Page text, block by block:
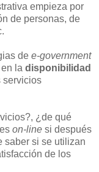
empieza por
de personas, de
de e-government
la disponibilidad
servicios
¿de qué
on-line si después
saber si se utilizan
de los